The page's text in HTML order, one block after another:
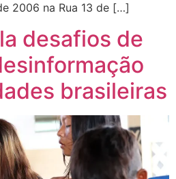
2006 na Rua 13 de […]
desafios de
brasileiras